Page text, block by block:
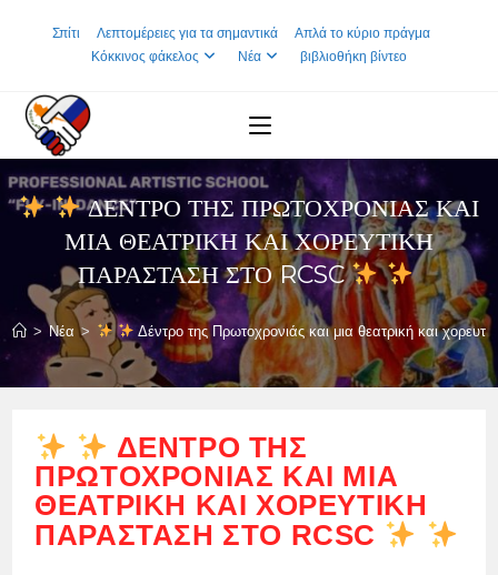
Σπίτι Λεπτομέρειες για τα σημαντικά
Απλά το κύριο πράγμα
Κόκκινος φάκελος
Νέα βιβλιοθήκη βίντεο
ΔΈΝΤΡΟ ΤΗΣ ΠΡΩΤΟΧΡΟΝΙΆΣ ΚΑΙ
ΜΙΑ ΘΕΑΤΡΙΚΉ ΚΑΙ ΧΟΡΕΥΤΙΚΉ
ΠΑΡΆΣΤΑΣΗ ΣΤΟ RCSC
> Νέα > Δέντρο της Πρωτοχρονιάς και μια θεατρική και
ΔΈΝΤΡΟ ΤΗΣ
ΠΡΩΤΟΧΡΟΝΙΆΣ ΚΑΙ ΜΙΑ
ΘΕΑΤΡΙΚΉ ΚΑΙ ΧΟΡΕΥΤΙΚΉ
ΠΑΡΆΣΤΑΣΗ ΣΤΟ RCSC